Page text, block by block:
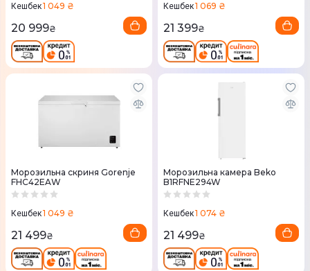
Кешбек1 049 ₴
20 999₴
Кешбек1 069 ₴
21 399₴
Морозильна скриня Gorenje
FHC42EAW
Кешбек1 049 ₴
21 499₴
Морозильна камера Beko
B1RFNE294W
Кешбек1 074 ₴
21 499₴